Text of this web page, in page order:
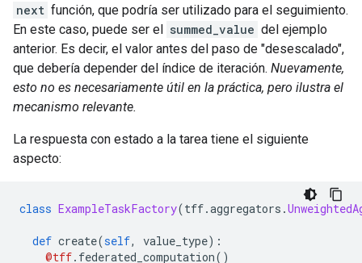
next función, que podría ser utilizado para el seguimiento.
En este caso, puede ser el summed_value del ejemplo
anterior. Es decir, el valor antes del paso de "desescalado",
que debería depender del índice de iteración. Nuevamente,
esto no es necesariamente útil en la práctica, pero ilustra el
mecanismo relevante.
La respuesta con estado a la tarea tiene el siguiente
aspecto:
class ExampleTaskFactory(tff.aggregators .
def create(self, value_type):
@tff. federated_computation()